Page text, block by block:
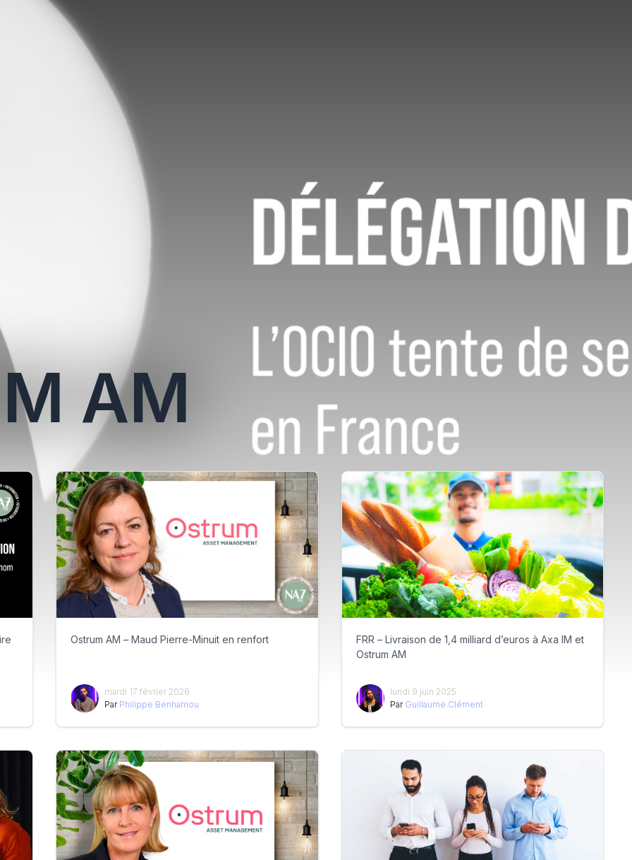
AM
Ostrum AM – Maud Pierre-Minuit en renfort
mardi 17 février 2026
Par Philippe Benhamou
FRR – Livraison de 1,4 milliard d’euros à Axa IM et
Ostrum AM
lundi 9 juin 2025
Par Guillaume Clément